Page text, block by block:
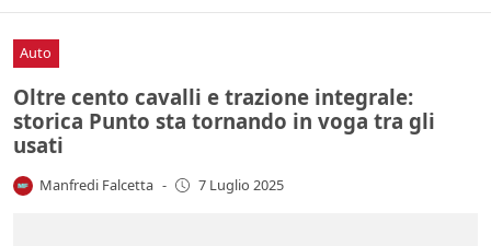
Auto
Oltre cento cavalli e trazione integrale:
storica Punto sta tornando in voga tra gli
usati
Manfredi Falcetta - 7 Luglio 2025